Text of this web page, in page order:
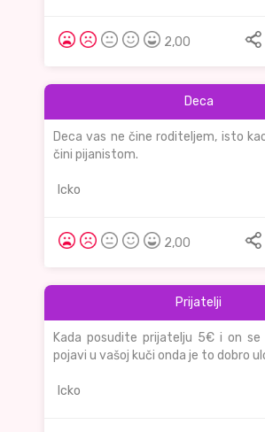
2,00
Deca
Deca vas ne čine roditeljem, isto
čini pijanistom.
Icko
2,00
Prijatelji
Kada posudite prijatelju 5€ i on se
pojavi u vašoj kuči onda je to dobro
Icko